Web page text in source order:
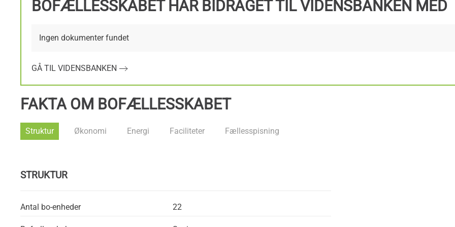
BOFÆLLESSKABET HAR BIDRAGET TIL VIDENSBANKEN MED
Ingen dokumenter fundet
GÅ TIL VIDENSBANKEN
FAKTA OM BOFÆLLESSKABET
Struktur Økonomi Energi Faciliteter Fællesspisning
STRUKTUR
Antal bo-enheder 22